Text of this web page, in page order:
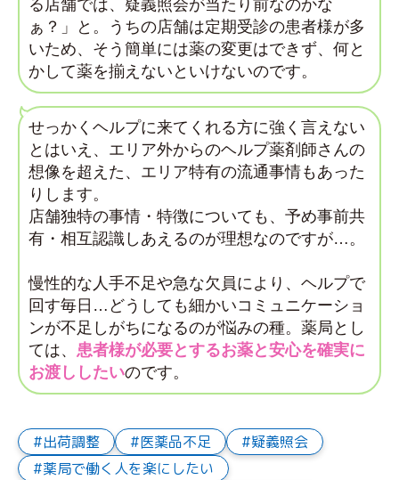
る店舗では、疑義照会が当たり前なのかな
ぁ？」と。うちの店舗は定期受診の患者様が多
いため、そう簡単には薬の変更はできず、何と
かして薬を揃えないといけないのです。
せっかくヘルプに来てくれる方に強く言えない
とはいえ、エリア外からのヘルプ薬剤師さんの
想像を超えた、エリア特有の流通事情もあった
りします。
店舗独特の事情・特徴についても、予め事前共
有・相互認識しあえるのが理想なのですが…。
慢性的な人手不足や急な欠員により、ヘルプで
回す毎日…どうしても細かいコミュニケーショ
ンが不足しがちになるのが悩みの種。薬局とし
ては、 患者様が必要とするお薬と安心を確実に
お渡ししたいのです。
出荷調整 医薬品不足
疑義照会
薬局で働く人を楽にしたい